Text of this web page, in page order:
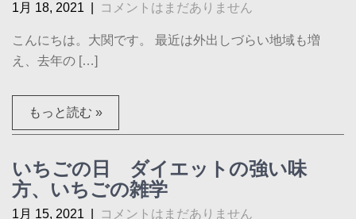
1月 18, 2021 コメントはまだありません
こんにちは。大関です。 最近は外出しづらい地域も増
え、去年の […]
もっと読む »
いちごの日 ダイエットの強い味
方、いちごの雑学
1月 15, 2021 コメントはまだありません